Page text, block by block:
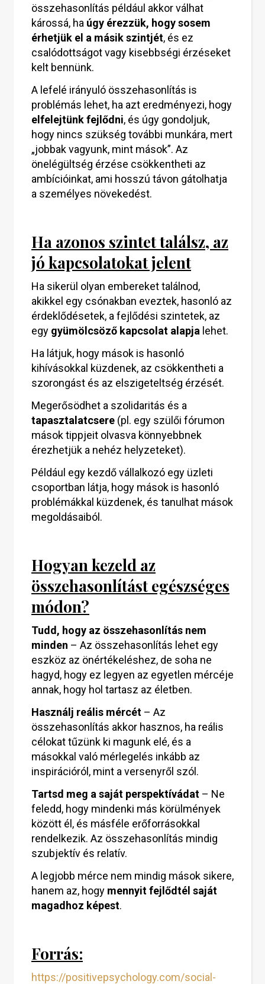
összehasonlítás például akkor válhat
károssá, ha úgy érezzük, hogy sosem
érhetjük el a másik szintjét, és ez
csalódottságot vagy kisebbségi érzéseket
kelt bennünk.
A lefelé irányuló összehasonlítás is
problémás lehet, ha azt eredményezi, hogy
elfelejtünk fejlődni, és úgy gondoljuk,
hogy nincs szükség további munkára, mert
„jobbak vagyunk, mint mások”. Az
önelégültség érzése csökkentheti az
ambícióinkat, ami hosszú távon gátolhatja
a személyes növekedést.
Ha azonos szintet találsz, az
jó kapcsolatokat jelent
Ha sikerül olyan embereket találnod,
akikkel egy csónakban eveztek, hasonló az
érdeklődésetek, a fejlődési szintetek, az
egy gyümölcsöző kapcsolat alapja lehet.
Ha látjuk, hogy mások is hasonló
kihívásokkal küzdenek, az csökkentheti a
szorongást és az elszigeteltség érzését.
Megerősödhet a szolidaritás és a
tapasztalatcsere (pl. egy szülői fórumon
mások tippjeit olvasva könnyebbnek
érezhetjük a nehéz helyzeteket).
Például egy kezdő vállalkozó egy üzleti
csoportban látja, hogy mások is hasonló
problémákkal küzdenek, és tanulhat mások
megoldásaiból.
Hogyan kezeld az
összehasonlítást egészséges
módon?
Tudd, hogy az összehasonlítás nem
minden – Az összehasonlítás lehet egy
eszköz az önértékeléshez, de soha ne
hagyd, hogy ez legyen az egyetlen mércéje
annak, hogy hol tartasz az életben.
Használj reális mércét – Az
összehasonlítás akkor hasznos, ha reális
célokat tűzünk ki magunk elé, és a
másokkal való mérlegelés inkább az
inspirációról, mint a versenyről szól.
Tartsd meg a saját perspektívádat – Ne
feledd, hogy mindenki más körülmények
között él, és másféle erőforrásokkal
rendelkezik. Az összehasonlítás mindig
szubjektív és relatív.
A legjobb mérce nem mindig mások sikere,
hanem az, hogy mennyit fejlődtél saját
magadhoz képest.
Forrás:
https://positivepsychology.com/social-